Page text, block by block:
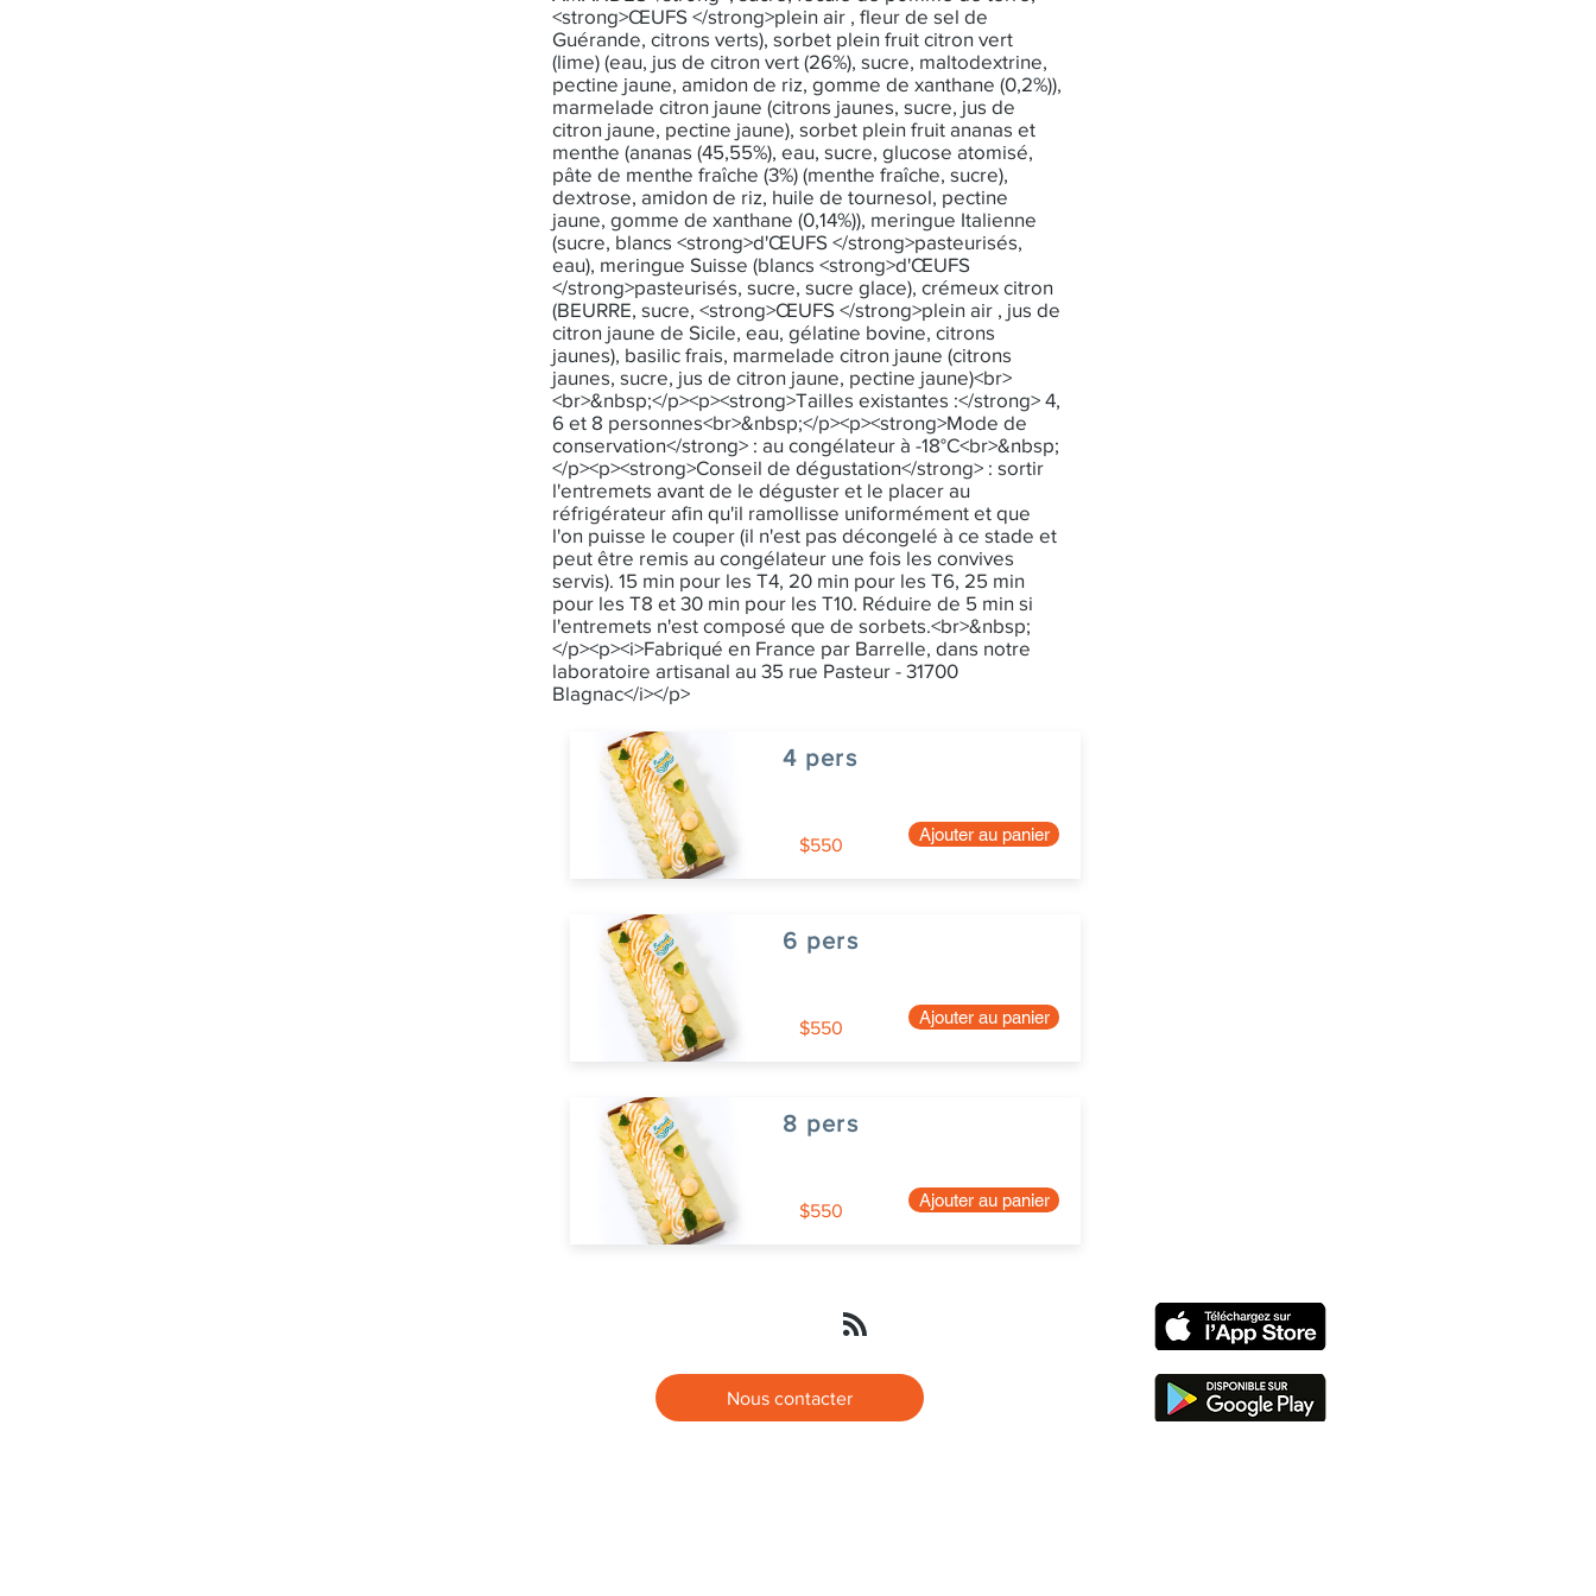
<strong>ŒUFS </strong>plein air , fleur de sel de
Guérande, citrons verts), sorbet plein fruit citron vert
(lime) (eau, jus de citron vert (26%), sucre, maltodextrine,
pectine jaune, amidon de riz, gomme de xanthane (0,2%)),
marmelade citron jaune (citrons jaunes, sucre, jus de
citron jaune, pectine jaune), sorbet plein fruit ananas et
menthe (ananas (45,55%), eau, sucre, glucose atomisé,
pâte de menthe fraîche (3%) (menthe fraîche, sucre),
dextrose, amidon de riz, huile de tournesol, pectine
jaune, gomme de xanthane (0,14%)), meringue Italienne
(sucre, blancs <strong>d'ŒUFS </strong>pasteurisés,
eau), meringue Suisse (blancs <strong>d'ŒUFS
</strong>pasteurisés, sucre, sucre glace), crémeux citron
(BEURRE, sucre, <strong>ŒUFS </strong>plein air , jus de
citron jaune de Sicile, eau, gélatine bovine, citrons
jaunes), basilic frais, marmelade citron jaune (citrons
jaunes, sucre, jus de citron jaune, pectine jaune)<br>
<br>&nbsp;</p><p><strong>Tailles existantes :</strong> 4,
6 et 8 personnes<br>&nbsp;</p><p><strong>Mode de
conservation</strong> : au congélateur à -18°C<br>&nbsp;
</p><p><strong>Conseil de dégustation</strong> : sortir
l'entremets avant de le déguster et le placer au
réfrigérateur afin qu'il ramollisse uniformément et que
l'on puisse le couper (il n'est pas décongelé à ce stade et
peut être remis au congélateur une fois les convives
servis). 15 min pour les T4, 20 min pour les T6, 25 min
pour les T8 et 30 min pour les T10. Réduire de 5 min si
l'entremets n'est composé que de sorbets.<br>&nbsp;
</p><p><i>Fabriqué en France par Barrelle, dans notre
laboratoire artisanal au 35 rue Pasteur - 31700
Blagnac</i></p>
4 pers
$550
Ajouter au panier
6 pers
$550
Ajouter au panier
8 pers
$550
Ajouter au panier
Nous contacter